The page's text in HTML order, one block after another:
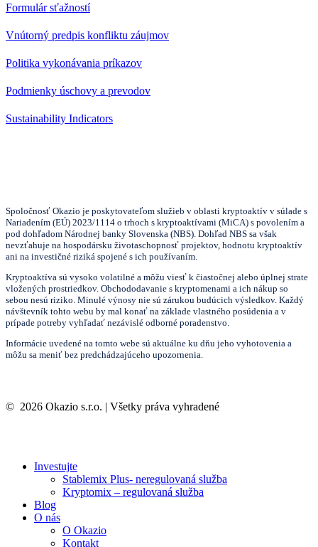
Formulár sťažností
Vnútorný predpis konfliktu záujmov
Politika vykonávania príkazov
Podmienky úschovy a prevodov
Sustainability Indicators
Spoločnosť Okazio je poskytovateľom služieb v oblasti kryptoaktív v súlade s
Nariadením (EÚ) 2023/1114 o trhoch s kryptoaktívami (MiCA) s povolením a
pod dohľadom Národnej banky Slovenska (NBS). Dohľad NBS sa však
nevzťahuje na hospodársku životaschopnosť projektov, hodnotu kryptoaktív
ani na investičné riziká spojené s ich používaním.
Kryptoaktíva sú vysoko volatilné a môžu viesť k čiastočnej alebo úplnej strate
vložených prostriedkov. Obchododavanie s kryptomenami a ich nákup so
sebou nesú riziko. Minulé výnosy nie sú zárukou budúcich výsledkov. Každý
návštevník tohto webu by mal konať na základe vlastného posúdenia a v
prípade potreby vyhľadať nezávislé odborné poradenstvo.
Informácie uvedené na tomto webe sú aktuálne ku dňu jeho vyhotovenia a
môžu sa meniť bez predchádzajúceho upozornenia.
© 2026 Okazio s.r.o. | Všetky práva vyhradené
Investujte
Stablemix Plus- neregulovaná služba
Kryptomix – regulovaná služba
Blog
O nás
O Okazio
Kontakt